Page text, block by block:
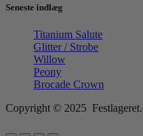
Seneste indlæg
Titanium Salute
Glitter / Strobe
Willow
Peony
Brocade Crown
Copyright © 2025